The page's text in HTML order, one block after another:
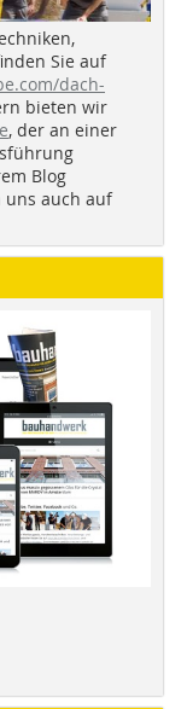
Sie auf
dach-
bieten wir
, der an einer
Blog
uns auch auf